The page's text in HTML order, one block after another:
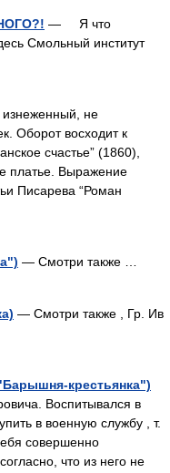
— Я что
Смольный институт
не
Оборот восходит к
счастье” (1860),
платье. Выражение
Писарева “Роман
— Смотри также …
— Смотри также , Гр. Ив
крестьянка")
Воспитывался в
в военную службу , т.
совершенно
что из него не